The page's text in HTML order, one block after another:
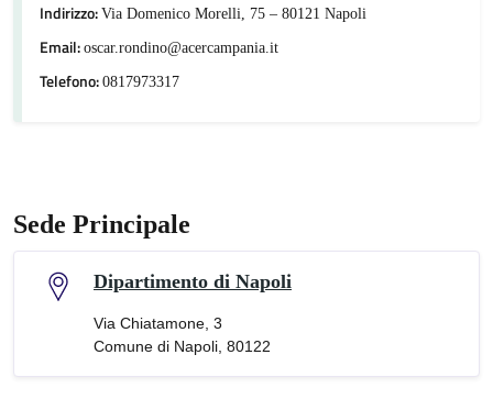
Indirizzo:Via Domenico Morelli, 75 – 80121 Napoli
Email:oscar.rondino@acercampania.it
Telefono:0817973317
Sede Principale
Dipartimento di Napoli
Via Chiatamone, 3
Comune di Napoli, 80122